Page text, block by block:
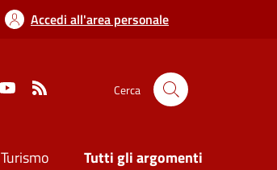
Accedi all'area personale
Cerca
Turismo Tutti gli argomenti